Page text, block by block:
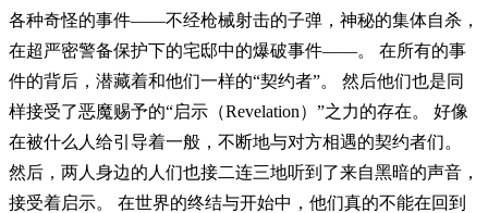
各种奇怪的事件――不经枪械射击的子弹，神秘的集体自杀，
在超严密警备保护下的宅邸中的爆破事件——。 在所有的事
件的背后，潜藏着和他们一样的“契约者”。 然后他们也是同
样接受了恶魔赐予的“启示（Revelation）”之力的存在。 好像
在被什么人给引导着一般，不断地与对方相遇的契约者们。
然后，两人身边的人们也接二连三地听到了来自黑暗的声音，
接受着启示。 在世界的终结与开始中，他们真的不能在回到